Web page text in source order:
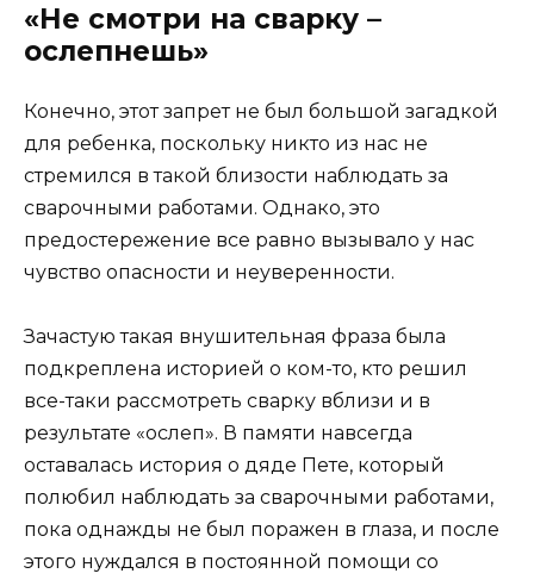
«Не смотри на сварку –
ослепнешь»
Конечно, этот запрет не был большой загадкой
для ребенка, поскольку никто из нас не
стремился в такой близости наблюдать за
сварочными работами. Однако, это
предостережение все равно вызывало у нас
чувство опасности и неуверенности.
Зачастую такая внушительная фраза была
подкреплена историей о ком-то, кто решил
все-таки рассмотреть сварку вблизи и в
результате «ослеп». В памяти навсегда
оставалась история о дяде Пете, который
полюбил наблюдать за сварочными работами,
пока однажды не был поражен в глаза, и после
этого нуждался в постоянной помощи со